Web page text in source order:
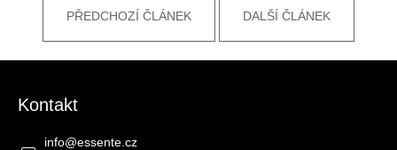
PŘEDCHOZÍ ČLÁNEK DALŠÍ ČLÁNEK
Kontakt
info@essente.cz